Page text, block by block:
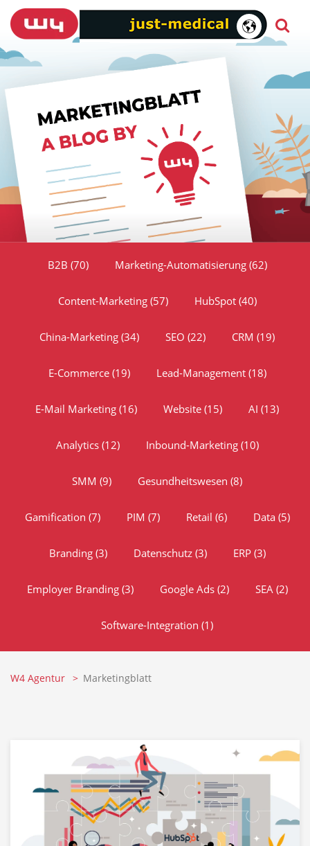
B2B (70) Marketing-Automatisierung (62)
Content-Marketing (57) HubSpot (40)
China-Marketing (34) SEO (22) CRM (19)
E-Commerce (19) Lead-Management (18)
E-Mail Marketing (16) Website (15) AI (13)
Analytics (12) Inbound-Marketing (10)
SMM (9) Gesundheitswesen (8)
Gamification (7) PIM (7) Retail (6) Data (5)
Branding (3) Datenschutz (3) ERP (3)
Employer Branding (3) Google Ads (2) SEA (2)
Software-Integration (1)
W4 Agentur Marketingblatt